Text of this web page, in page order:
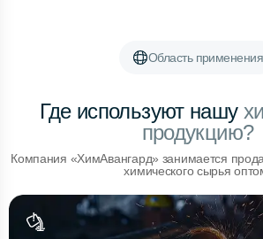
Область применения
Где используют нашу
продукцию?
Компания «ХимАвангард» занимается
химического сырья